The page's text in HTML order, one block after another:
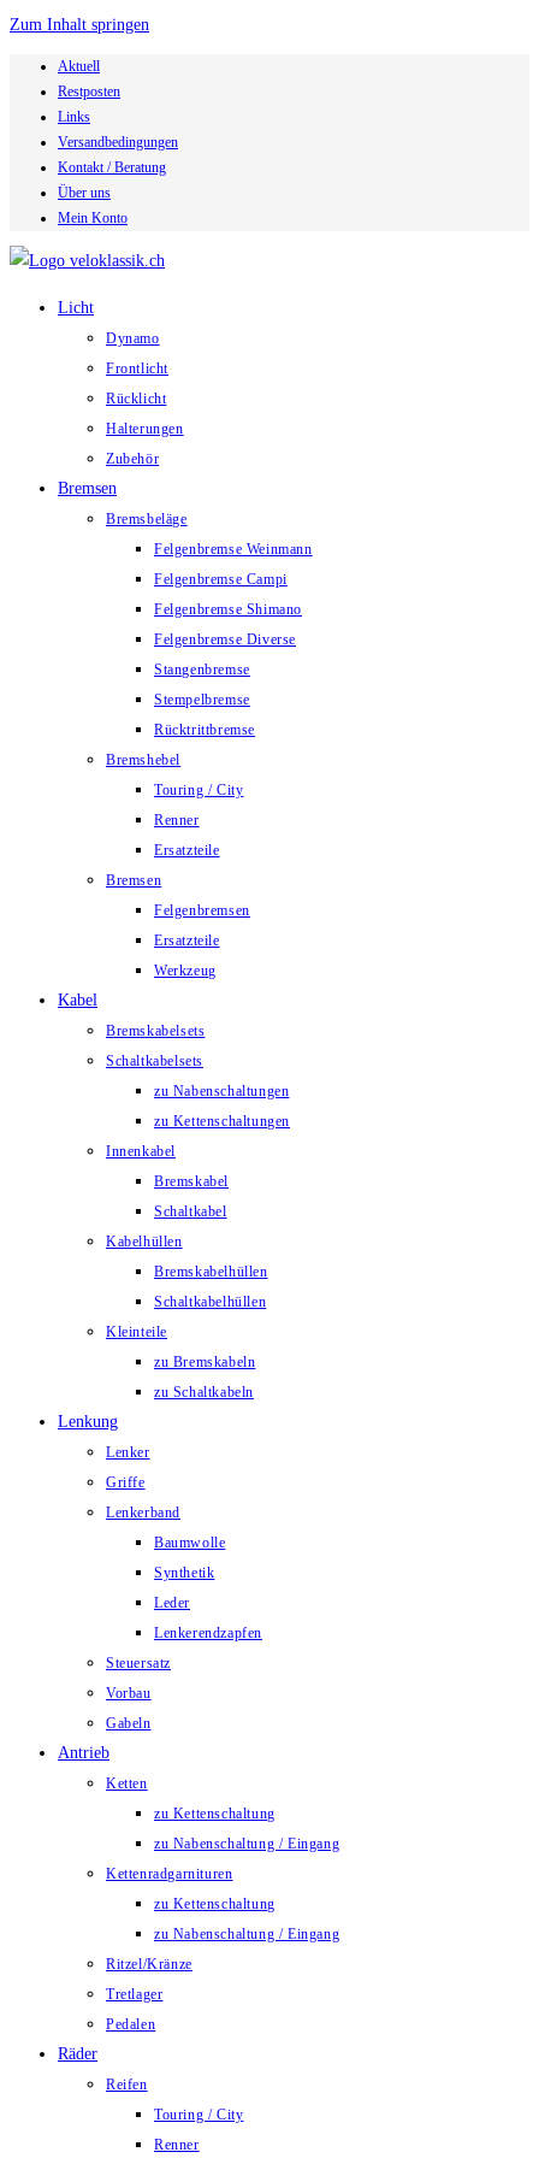
Zum Inhalt springen
Aktuell
Restposten
Links
Versandbedingungen
Kontakt / Beratung
Über uns
Mein Konto
Licht
Dynamo
Frontlicht
Rücklicht
Halterungen
Zubehör
Bremsen
Bremsbeläge
Felgenbremse Weinmann
Felgenbremse Campi
Felgenbremse Shimano
Felgenbremse Diverse
Stangenbremse
Stempelbremse
Rücktrittbremse
Bremshebel
Touring / City
Renner
Ersatzteile
Bremsen
Felgenbremsen
Ersatzteile
Werkzeug
Kabel
Bremskabelsets
Schaltkabelsets
zu Nabenschaltungen
zu Kettenschaltungen
Innenkabel
Bremskabel
Schaltkabel
Kabelhüllen
Bremskabelhüllen
Schaltkabelhüllen
Kleinteile
zu Bremskabeln
zu Schaltkabeln
Lenkung
Lenker
Griffe
Lenkerband
Baumwolle
Synthetik
Leder
Lenkerendzapfen
Steuersatz
Vorbau
Gabeln
Antrieb
Ketten
zu Kettenschaltung
zu Nabenschaltung / Eingang
Kettenradgarnituren
zu Kettenschaltung
zu Nabenschaltung / Eingang
Ritzel/Kränze
Tretlager
Pedalen
Räder
Reifen
Touring / City
Renner